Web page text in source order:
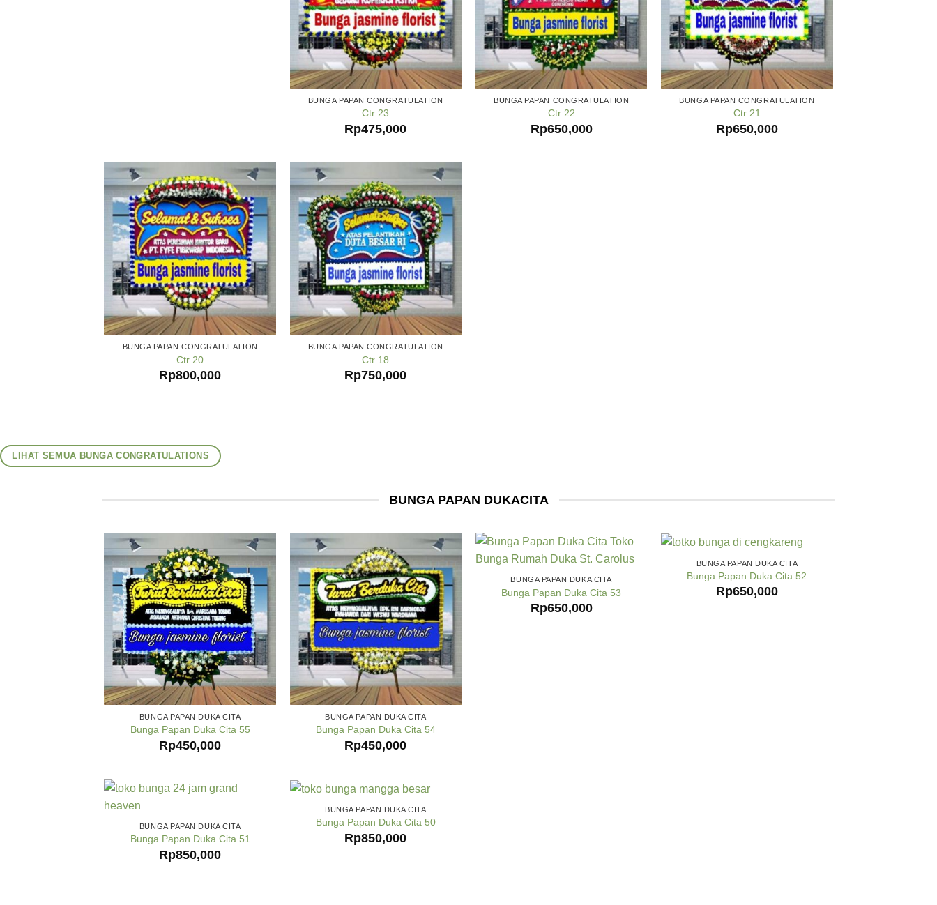
BUNGA PAPAN CONGRATULATION
Ctr 23
Rp475,000
BUNGA PAPAN CONGRATULATION
Ctr 22
Rp650,000
BUNGA PAPAN CONGRATULATION
Ctr 21
Rp650,000
BUNGA PAPAN CONGRATULATION
Ctr 20
Rp800,000
BUNGA PAPAN CONGRATULATION
Ctr 18
Rp750,000
LIHAT SEMUA BUNGA CONGRATULATIONS
BUNGA PAPAN DUKACITA
BUNGA PAPAN DUKA CITA
Bunga Papan Duka Cita 55
Rp450,000
BUNGA PAPAN DUKA CITA
Bunga Papan Duka Cita 54
Rp450,000
BUNGA PAPAN DUKA CITA
Bunga Papan Duka Cita 53
Rp650,000
BUNGA PAPAN DUKA CITA
Bunga Papan Duka Cita 52
Rp650,000
BUNGA PAPAN DUKA CITA
Bunga Papan Duka Cita 51
Rp850,000
BUNGA PAPAN DUKA CITA
Bunga Papan Duka Cita 50
Rp850,000